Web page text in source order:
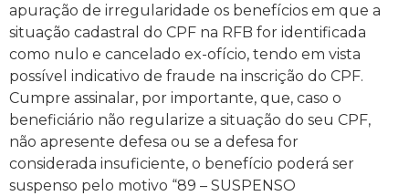
apuração de irregularidade os benefícios em que a
situação cadastral do CPF na RFB for identificada
como nulo e cancelado ex-ofício, tendo em vista
possível indicativo de fraude na inscrição do CPF.
Cumpre assinalar, por importante, que, caso o
beneficiário não regularize a situação do seu CPF,
não apresente defesa ou se a defesa for
considerada insuficiente, o benefício poderá ser
suspenso pelo motivo “89 – SUSPENSO